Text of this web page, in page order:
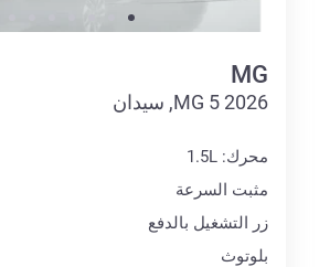
MG
MG 5 2026, سيدان
محرك: 1.5L
مثبت السرعة
زر التشغيل بالدفع
بلوتوث